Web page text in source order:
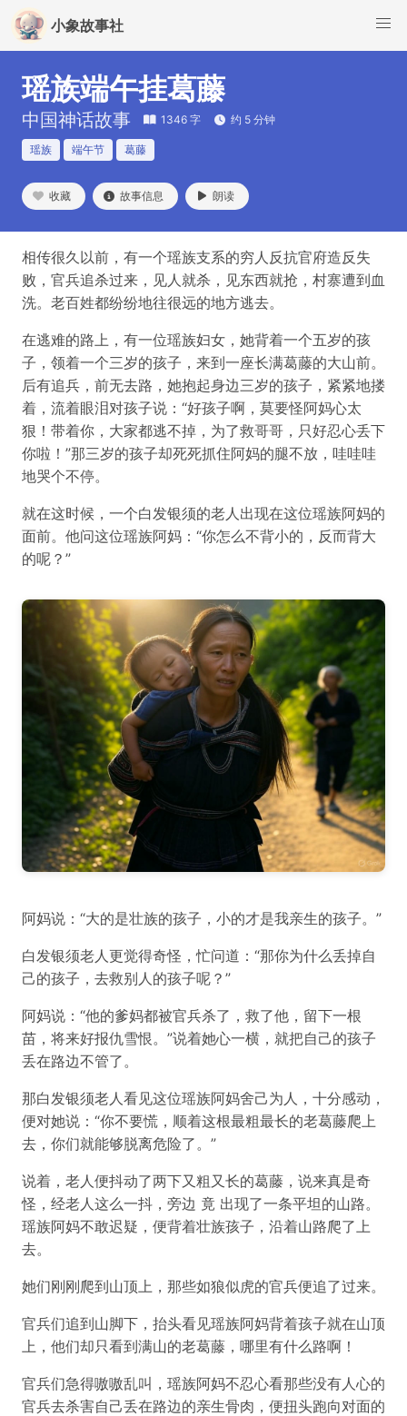
小象故事社
瑶族端午挂葛藤
中国神话故事 1346 字 约 5 分钟
瑶族 端午节 葛藤
收藏 故事信息 朗读
相传很久以前，有一个瑶族支系的穷人反抗官府造反失
败，官兵追杀过来，见人就杀，见东西就抢，村寨遭到血
洗。老百姓都纷纷地往很远的地方逃去。
在逃难的路上，有一位瑶族妇女，她背着一个五岁的孩
子，领着一个三岁的孩子，来到一座长满葛藤的大山前。
后有追兵，前无去路，她抱起身边三岁的孩子，紧紧地搂
着，流着眼泪对孩子说：“好孩子啊，莫要怪阿妈心太
狠！带着你，大家都逃不掉，为了救哥哥，只好忍心丢下
你啦！”那三岁的孩子却死死抓住阿妈的腿不放，哇哇哇
地哭个不停。
就在这时候，一个白发银须的老人出现在这位瑶族阿妈的
面前。他问这位瑶族阿妈：“你怎么不背小的，反而背大
的呢？”
阿妈说：“大的是壮族的孩子，小的才是我亲生的孩子。”
白发银须老人更觉得奇怪，忙问道：“那你为什么丢掉自
己的孩子，去救别人的孩子呢？”
阿妈说：“他的爹妈都被官兵杀了，救了他，留下一根
苗，将来好报仇雪恨。”说着她心一横，就把自己的孩子
丢在路边不管了。
那白发银须老人看见这位瑶族阿妈舍己为人，十分感动，
便对她说：“你不要慌，顺着这根最粗最长的老葛藤爬上
去，你们就能够脱离危险了。”
说着，老人便抖动了两下又粗又长的葛藤，说来真是奇
怪，经老人这么一抖，旁边 竟 出现了一条平坦的山路。
瑶族阿妈不敢迟疑，便背着壮族孩子，沿着山路爬了上
去。
她们刚刚爬到山顶上，那些如狼似虎的官兵便追了过来。
官兵们追到山脚下，抬头看见瑶族阿妈背着孩子就在山顶
上，他们却只看到满山的老葛藤，哪里有什么路啊！
官兵们急得嗷嗷乱叫，瑶族阿妈不忍心看那些没有人心的
官兵去杀害自己丢在路边的亲生骨肉，便扭头跑向对面的